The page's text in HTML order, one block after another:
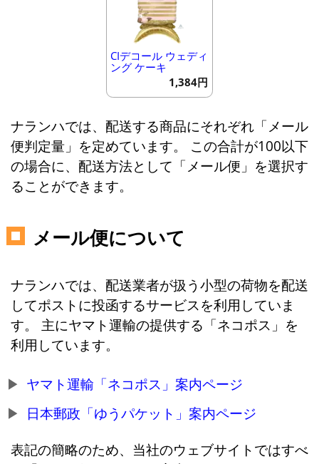
CIデコール ウェディ
ング ケーキ
1,384円
ナランハでは、配送する商品にそれぞれ「メール
便判定量」を定めています。 この合計が100以下
の場合に、配送方法として「メール便」を選択す
ることができます。
メール便について
ナランハでは、配送業者が扱う小型の荷物を配送
してポストに投函するサービスを利用していま
す。 主にヤマト運輸の提供する「ネコポス」を
利用しています。
ヤマト運輸「ネコポス」案内ページ
日本郵政「ゆうパケット」案内ページ
表記の簡略のため、当社のウェブサイトではすべ